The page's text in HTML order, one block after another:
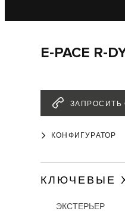
E-PACE R-
ЗАПРОСИТЬ
КОНФИГУРАТОР
КЛЮЧЕВЫЕ
ЭКСТЕРЬЕР